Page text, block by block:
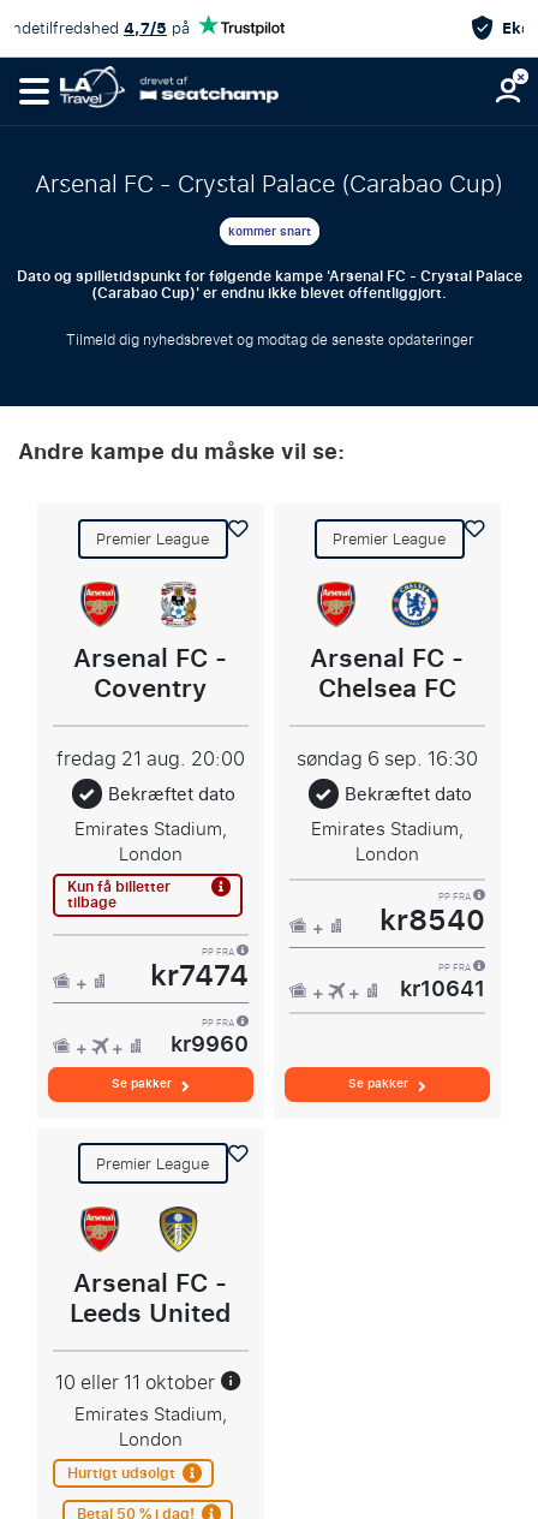
Eksklusiv kampændringsgaranti
Arsenal FC - Crystal Palace (Carabao Cup)
kommer snart
Dato og spilletidspunkt for følgende kampe 'Arsenal FC - Crystal Palace
(Carabao Cup)' er endnu ikke blevet offentliggjort.
Tilmeld dig nyhedsbrevet og modtag de seneste opdateringer
Andre kampe du måske vil se:
Premier League
Arsenal FC -
Coventry
fredag 21 aug. 20:00
Bekræftet dato
Emirates Stadium,
London
Kun få billetter
tilbage
PP FRA
kr7474
PP FRA
kr9960
Se pakker
Premier League
Arsenal FC -
Chelsea FC
søndag 6 sep. 16:30
Bekræftet dato
Emirates Stadium,
London
PP FRA
kr8540
PP FRA
kr10641
Se pakker
Premier League
Arsenal FC -
Leeds United
10 eller 11 oktober
Emirates Stadium,
London
Hurtigt udsolgt